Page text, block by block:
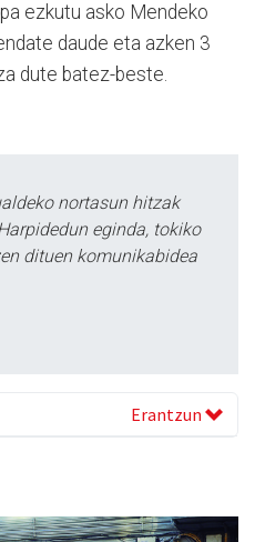
ezkutu asko Mendeko
daude eta azken 3
dute batez-beste.
nortasun hitzak
eginda, tokiko
dituen komunikabidea
Erantzun